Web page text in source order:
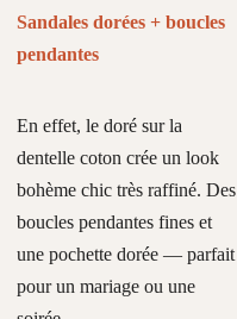
Sandales dorées + boucles
pendantes
En effet, le doré sur la
dentelle coton crée un look
bohème chic très raffiné. Des
boucles pendantes fines et
une pochette dorée — parfait
pour un mariage ou une